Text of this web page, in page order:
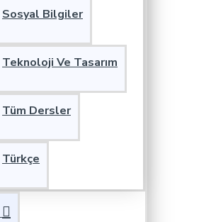
Sosyal Bilgiler
Teknoloji Ve Tasarım
Tüm Dersler
Türkçe